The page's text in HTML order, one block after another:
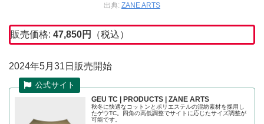
出典: ZANE ARTS
販売価格: 47,850円 （税込）
2024年5月31日販売開始
GEU TC | PRODUCTS | ZANE ARTS
秋冬に快適なコットンとポリエステルの混紡素材を採用し
たゲウTC。四角の高低調整でサイトに応じたサイズ調整が
可能です。